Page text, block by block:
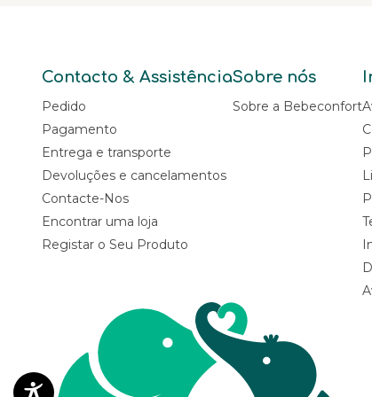
Contacto & Assistência
Pedido
Pagamento
Entrega e transporte
Devoluções e cancelamentos
Contacte-Nos
Encontrar uma loja
Registar o Seu Produto
Sobre nós
Sobre a Bebeconfort